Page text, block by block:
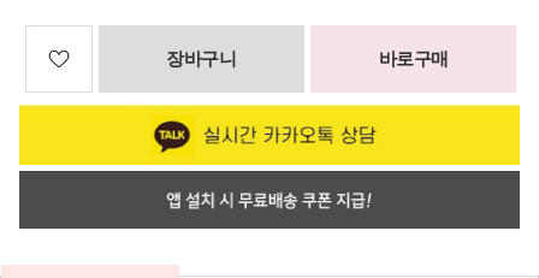
장바구니 바로구매